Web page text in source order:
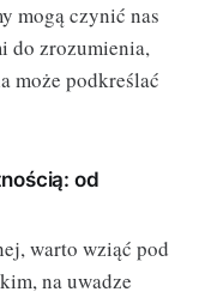
mogą czynić nas
do zrozumienia,
może podkreślać
od
warto wziąć pod
na uwadze